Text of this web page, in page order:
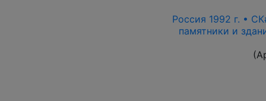
Россия 1992 г. •
памятники и